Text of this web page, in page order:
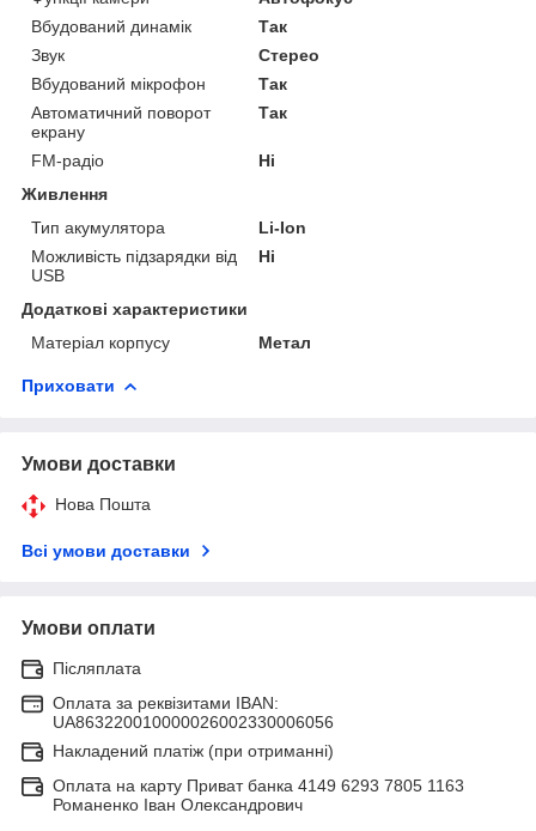
Вбудований динамік
Так
Звук
Стерео
Вбудований мікрофон
Так
Автоматичний поворот
екрану
Так
FM-радіо
Ні
Живлення
Тип акумулятора
Li-Ion
Можливість підзарядки від
USB
Ні
Додаткові характеристики
Матеріал корпусу
Метал
Приховати
Умови доставки
Нова Пошта
Всі умови доставки
Умови оплати
Післяплата
Оплата за реквізитами IBAN:
UA863220010000026002330006056
Накладений платіж (при отриманні)
Оплата на карту Приват банка 4149 6293 7805 1163
Романенко Іван Олександрович